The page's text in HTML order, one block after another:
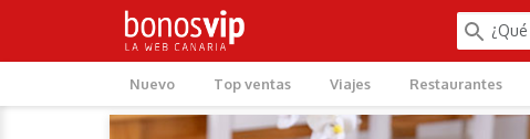
Nuevo Top ventas Viajes Restaurantes